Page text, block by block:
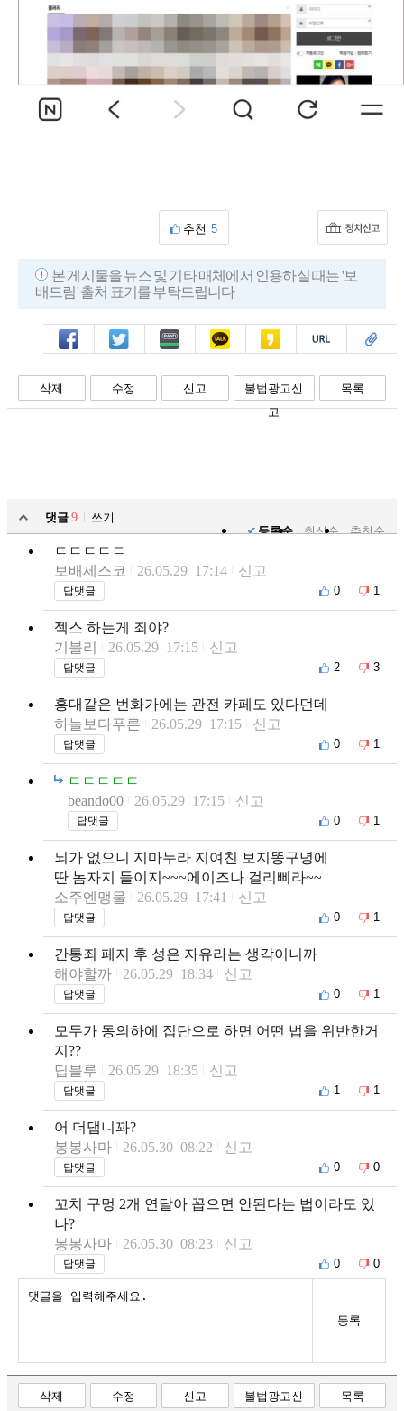
추천 5
본 게시물을 뉴스 및 기타 매체에서 인용하실 때는 '보
배드림' 출처 표기를 부탁드립니다
페북 트윗 밴드 카톡 카스 복사 스크랩
삭제 수정 신고
불법광고신
고
목록
댓글 9
쓰기
등록순
최신순 추천순
ㄷㄷㄷㄷㄷ
보배세스코
26.05.29 17:14 신고
답댓글 0 1
젝스 하는게 죄야?
기블리
26.05.29 17:15 신고
답댓글 2 3
홍대같은 번화가에는 관전 카페도 있다던데
하늘보다푸른
26.05.29 17:15 신고
답댓글 0 1
ㄷㄷㄷㄷㄷ
beando00
26.05.29 17:15 신고
답댓글 0 1
뇌가 없으니 지마누라 지여친 보지똥구녕에
딴 놈자지 들이지~~~에이즈나 걸리삐라~~
소주엔맹물
26.05.29 17:41 신고
답댓글 0 1
간통죄 페지 후 성은 자유라는 생각이니까
해야할까
26.05.29 18:34 신고
답댓글 0 1
모두가 동의하에 집단으로 하면 어떤 법을 위반한거
지??
딥블루
26.05.29 18:35 신고
답댓글 1 1
어 더댑니꽈?
봉봉사마
26.05.30 08:22 신고
답댓글 0 0
꼬치 구멍 2개 연달아 꼽으면 안된다는 법이라도 있
나?
봉봉사마
26.05.30 08:23 신고
답댓글 0 0
등록
삭제 수정 신고 불법광고신 목록